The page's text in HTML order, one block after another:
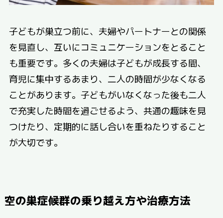
子どもが巣立つ前に、夫婦やパートナーとの関係
を見直し、互いにコミュニケーションをとること
も重要です。多くの夫婦は子どもが成長する間、
育児に集中するあまり、二人の時間が少なくなる
ことがあります。子どもがいなくなった後も二人
で充実した時間を過ごせるよう、共通の趣味を見
つけたり、定期的に話し合いを重ねたりすること
が大切です。
空の巣症候群の乗り越え方や治療方法